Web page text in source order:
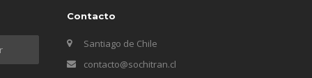
Contacto
Santiago de Chile
contacto@sochitran.cl